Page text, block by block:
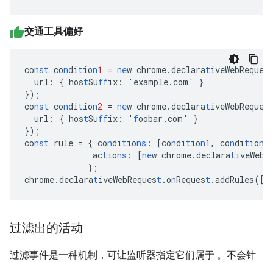
交通工具偏好
const condition1 = new chrome.declarativeWebReques
url : { hostSuffix : 'example.com'
}
});
const condition2 = new chrome.declarativeWebReques
url : { hostSuffix : ' foobar.com'
}
});
const rule = { conditions : [condition1 , condition
actions : [new chrome.declarat
} ;
chrome.declarativeWebRequest .onRequest .addRules( [
过滤出的活动
过滤事件是一种机制，可让监听器指定它们属于 。不会针